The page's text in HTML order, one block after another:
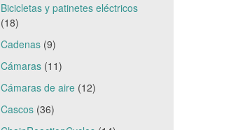
Bicicletas y patinetes eléctricos
(18)
Cadenas(9)
Cámaras(11)
Cámaras de aire(12)
Cascos(36)